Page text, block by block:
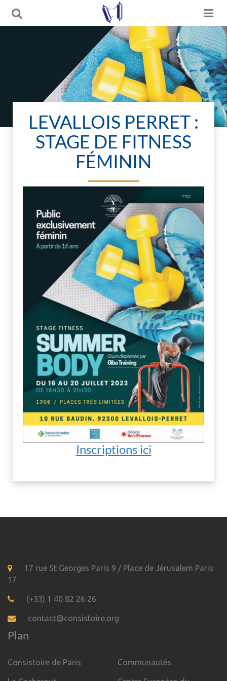
LEVALLOIS PERRET :
STAGE DE FITNESS
FÉMININ
Inscriptions ici
17 rue St Georges Paris 9 / Place de Jérusalem Paris
17
(+33) 1 40 82 26 26
contact@consistoire.org
Plan
Consistoire de Paris Communautés